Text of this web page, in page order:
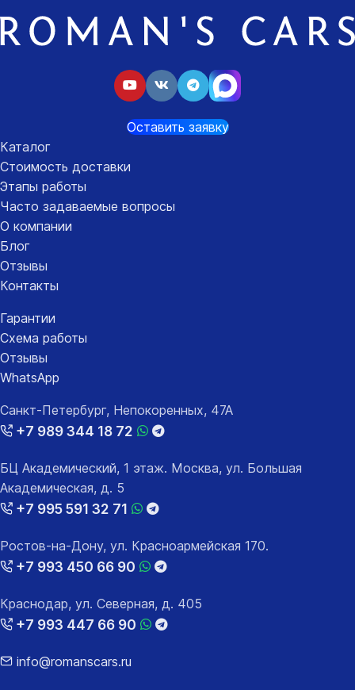
Оставить заявку
Каталог
Стоимость доставки
Этапы работы
Часто задаваемые вопросы
О компании
Блог
Отзывы
Контакты
Гарантии
Схема работы
Отзывы
WhatsApp
Санкт-Петербург, Непокоренных, 47А
+7 989 344 18 72
БЦ Академический, 1 этаж. Москва, ул. Большая
Академическая, д. 5
+7 995 591 32 71
Ростов-на-Дону, ул. Красноармейская 170.
+7 993 450 66 90
Краснодар, ул. Северная, д. 405
+7 993 447 66 90
info@romanscars.ru